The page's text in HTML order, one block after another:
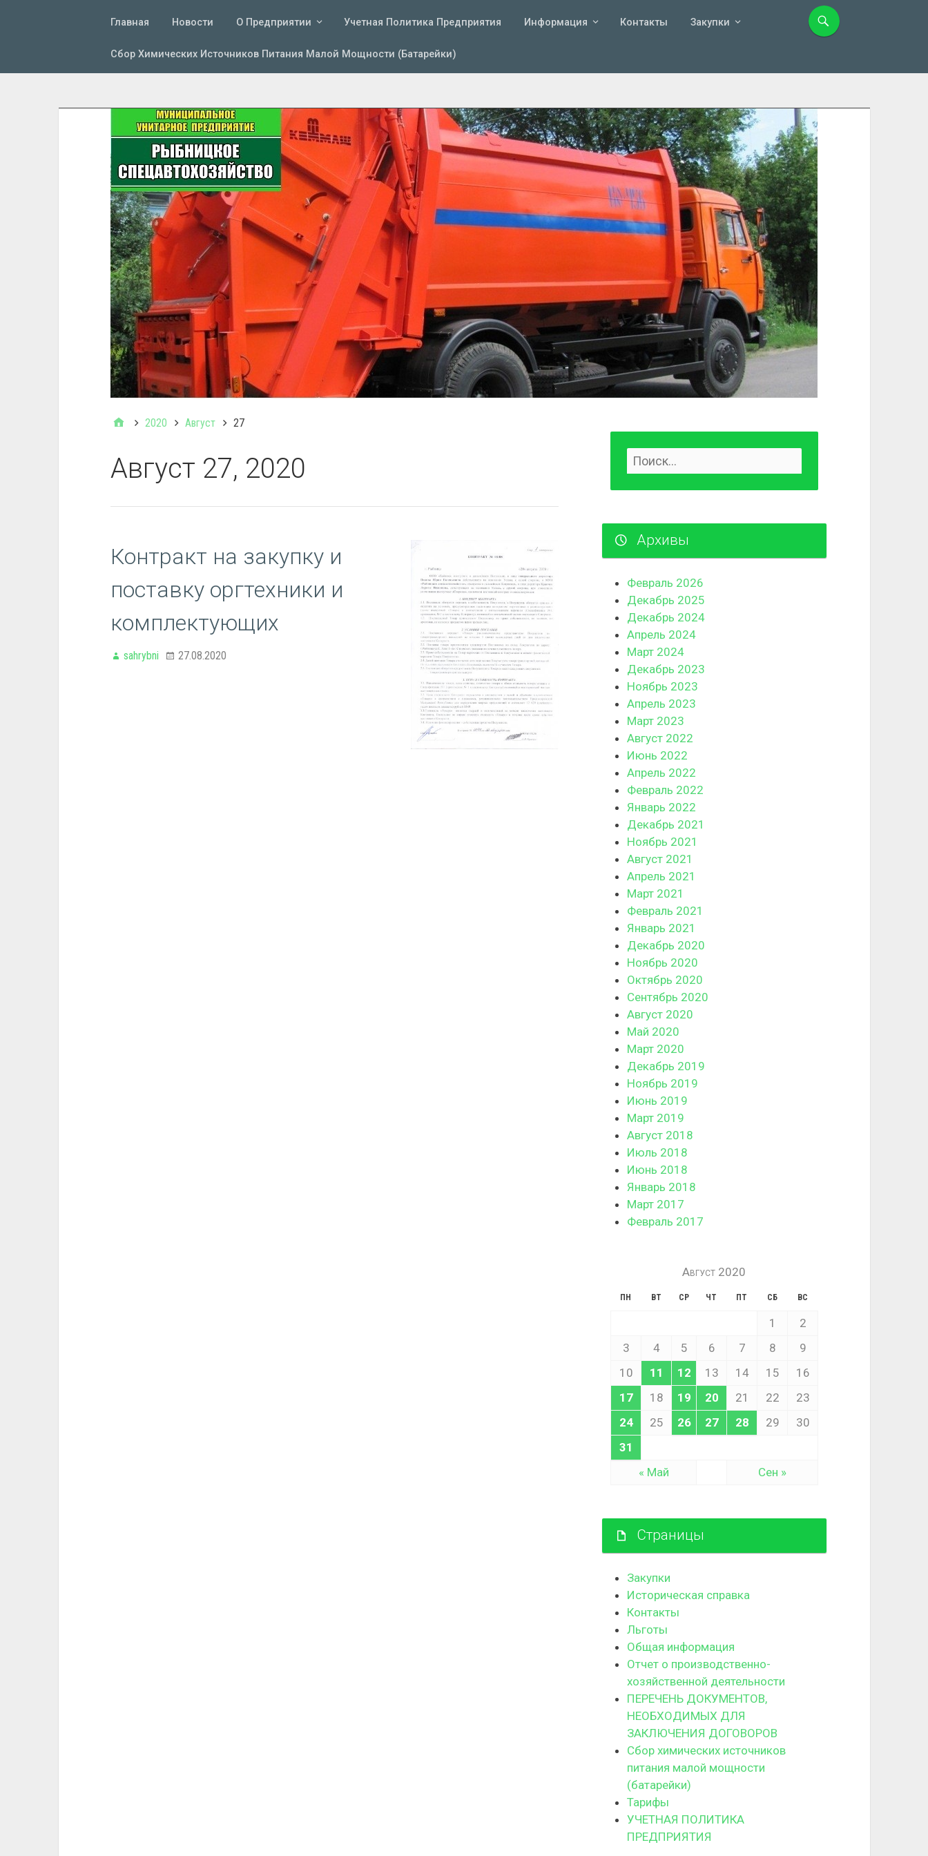
Главная Новости О Предприятии Учетная Политика Предприятия Информация Контакты Закупки
Сбор Химических Источников Питания Малой Мощности (батарейки)
2020 Август 27
Август 27, 2020
Контракт на закупку и
поставку оргтехники и
комплектующих
sahrybni 27.08.2020
Архивы
Февраль 2026
Декабрь 2025
Декабрь 2024
Апрель 2024
Март 2024
Декабрь 2023
Ноябрь 2023
Апрель 2023
Март 2023
Август 2022
Июнь 2022
Апрель 2022
Февраль 2022
Январь 2022
Декабрь 2021
Ноябрь 2021
Август 2021
Апрель 2021
Март 2021
Февраль 2021
Январь 2021
Декабрь 2020
Ноябрь 2020
Октябрь 2020
Сентябрь 2020
Август 2020
Май 2020
Март 2020
Декабрь 2019
Ноябрь 2019
Июнь 2019
Март 2019
Август 2018
Июль 2018
Июнь 2018
Январь 2018
Март 2017
Февраль 2017
Август 2020
ПН ВТ СР ЧТ ПТ СБ ВС
« Май Сен »
1
2
3
4 5 6 7 8
9
10
11 12 13 14 15
16
17
18 19 20 21 22
23
24
25 26 27 28 29
30
31
Страницы
Закупки
Историческая справка
Контакты
Льготы
Общая информация
Отчет о производственно-
хозяйственной деятельности
ПЕРЕЧЕНЬ ДОКУМЕНТОВ,
НЕОБХОДИМЫХ ДЛЯ
ЗАКЛЮЧЕНИЯ ДОГОВОРОВ
Сбор химических источников
питания малой мощности
(батарейки)
Тарифы
УЧЕТНАЯ ПОЛИТИКА
ПРЕДПРИЯТИЯ